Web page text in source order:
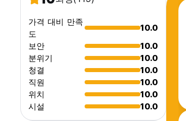
가격 대비 만족
도
10.0
보안
10.0
분위기
10.0
청결
10.0
직원
10.0
위치
10.0
시설
10.0